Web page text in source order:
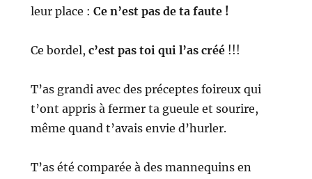
leur place :Ce n’est pas de ta faute !
Ce bordel,c’est pas toi qui l’as créé !!!
T’as grandi avec des préceptes foireux qui
t’ont appris à fermer ta gueule et sourire,
même quand t’avais envie d’hurler.
T’as été comparée à des mannequins en